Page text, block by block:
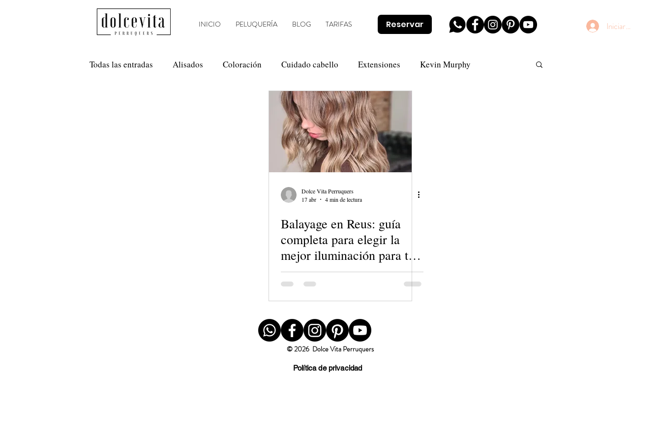
INICIO PELUQUERÍA BLOG TARIFAS Reservar Iniciar sesión
Todas las entradas Alisados Coloración Cuidado cabello Extensiones Kevin Murphy
Olaplex Tendencias
Dolce Vita Perruquers
17 abr
4 min de lectura
Balayage en Reus: guía
completa para elegir la
mejor iluminación para tu
cabello
© 2026 Dolce Vita Perruquers
Política de privacidad